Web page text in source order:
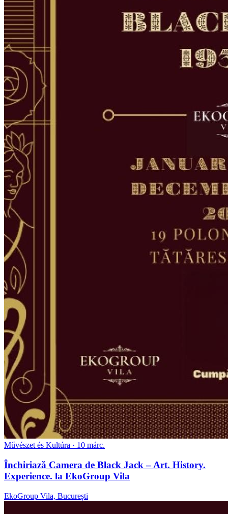
Művészet és Kultúra · 10 márc.
Închiriază Camera de Black Jack – Art. History.
Experience. la EkoGroup Vila
EkoGroup Vila, București